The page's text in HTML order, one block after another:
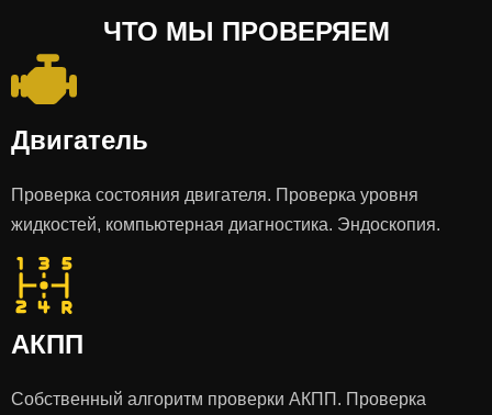
ЧТО МЫ ПРОВЕРЯЕМ
Двигатель
Проверка состояния двигателя. Проверка уровня
жидкостей, компьютерная диагностика. Эндоскопия.
АКПП
Собственный алгоритм проверки АКПП. Проверка